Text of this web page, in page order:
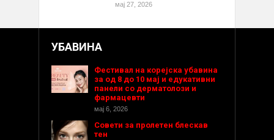
мај 27, 2026
УБАВИНА
Фестивал на корејска убавина
за од 8 до 10 мај и едукативни
панели со дерматолози и
фармацевти
мај 6, 2026
Совети за пролетен блескав
тен